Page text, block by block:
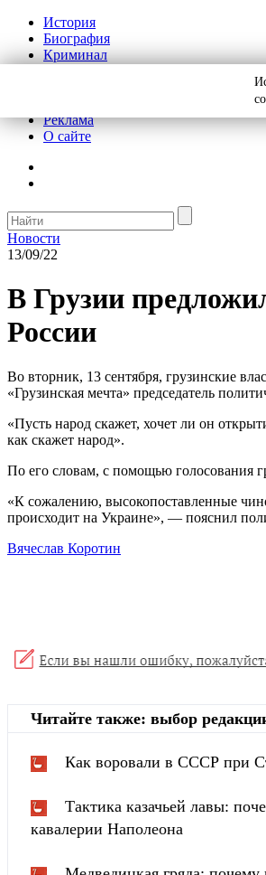
История
Биография
Криминал
Реклама
О сайте
Новости
13/09/22
В Грузии
России
Во вторник, 13 сентября, грузинские
«Грузинская мечта» председатель
«Пусть народ скажет, хочет ли он
как скажет народ».
По его словам, с помощью голосования
«К сожалению, высокопоставленные
происходит на Украине», — пояснил
Вячеслав Коротин
Читайте также: выбор
Как воровали в СССР при
Тактика казачьей лавы:
кавалерии Наполеона